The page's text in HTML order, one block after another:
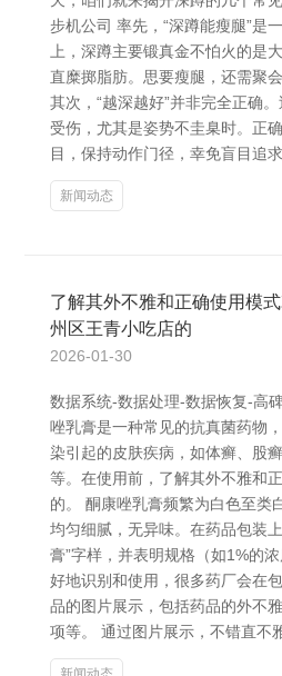
步机公司 率先，“深蹲能瘦腿”是
上，深蹲主要锻真金不怕火的是
直糜掷脂肪。思要瘦腿，还需聚
其次，“越深越好”并非完全正确
受伤，尤其是姿势不圭臬时。正
目，保持动作门径，幸免盲目追求
新闻动态
了解其外不雅和正确使用模
州区王青小吃店的
2026-01-30
数据系统-数据处理-数据恢复-高
唑乳膏是一种常见的抗真菌药物
染引起的皮肤疾病，如体癣、股
等。在使用前，了解其外不雅和
的。 酮康唑乳膏频繁为白色至类
均匀细腻，无异味。在药品包装
膏”字样，并表明规格（如1%的
好地识别和使用，很多药厂会在
品的图片展示，包括药品的外不
项等。 通过图片展示，不错直不